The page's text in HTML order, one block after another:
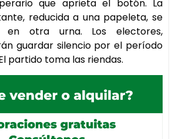
que aprieta el botón. La
reducida a una papeleta, se
en otra urna. Los electores,
guardar silencio por el período
partido toma las riendas.